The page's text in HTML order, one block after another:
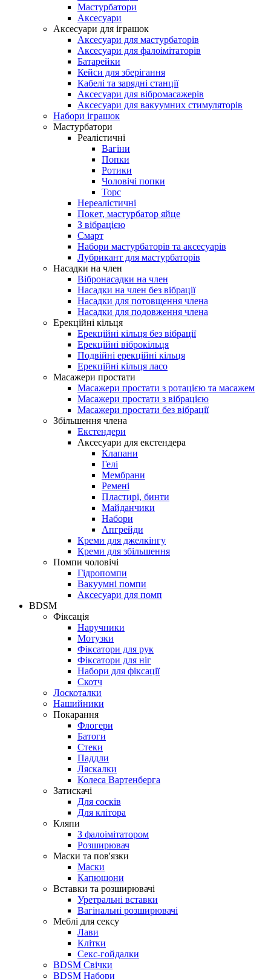
Мастурбатори
Аксесуари
Аксесуари для іграшок
Аксесуари для мастурбаторів
Аксесуари для фалоімітаторів
Батарейки
Кейси для зберігання
Кабелі та зарядні станції
Аксесуари для вібромасажерів
Аксесуари для вакуумних стимуляторів
Набори іграшок
Мастурбатори
Реалістичні
Вагіни
Попки
Ротики
Чоловічі попки
Торс
Нереалістичні
Покет, мастурбатор яйце
З вібрацією
Смарт
Набори мастурбаторів та аксесуарів
Лубрикант для мастурбаторів
Насадки на член
Вібронасадки на член
Насадки на член без вібрації
Насадки для потовщення члена
Насадки для подовження члена
Ерекційні кільця
Ерекційні кільця без вібрації
Ерекційні віброкільця
Подвійні ерекційні кільця
Ерекційні кільця ласо
Масажери простати
Масажери простати з ротацією та масажем
Масажери простати з вібрацією
Масажери простати без вібрації
Збільшення члена
Екстендери
Аксесуари для екстендера
Клапани
Гелі
Мембрани
Ремені
Пластирі, бинти
Майданчики
Набори
Апгрейди
Креми для джелкінгу
Креми для збільшення
Помпи чоловічі
Гідропомпи
Вакуумні помпи
Аксесуари для помп
BDSM
Фіксація
Наручники
Мотузки
Фіксатори для рук
Фіксатори для ніг
Набори для фіксації
Скотч
Лоскоталки
Нашийники
Покарання
Флогери
Батоги
Стеки
Паддли
Ляскалки
Колеса Вартенберга
Затискачі
Для сосків
Для клітора
Кляпи
З фалоімітатором
Розширювач
Маски та пов'язки
Маски
Капюшони
Вставки та розширювачі
Уретральні вставки
Вагінальні розширювачі
Меблі для сексу
Лави
Клітки
Секс-гойдалки
BDSM Свічки
BDSM Набори